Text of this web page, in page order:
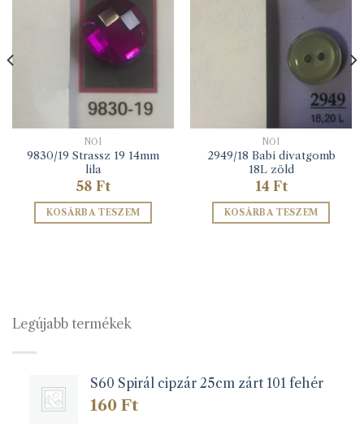
NŐI
9830/19 Strassz 19 14mm
lila
58 Ft
KOSÁRBA TESZEM
NŐI
2949/18 Babi divatgomb
18L zöld
14 Ft
KOSÁRBA TESZEM
Legújabb termékek
S60 Spirál cipzár 25cm zárt 101 fehér
160 Ft